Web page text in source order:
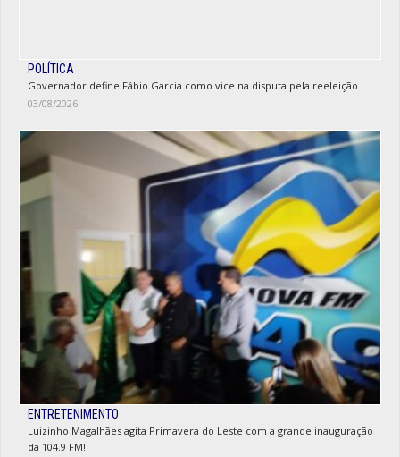
POLÍTICA
Governador define Fábio Garcia como vice na disputa pela reeleição
03/08/2026
ENTRETENIMENTO
Luizinho Magalhães agita Primavera do Leste com a grande inauguração
da 104.9 FM!